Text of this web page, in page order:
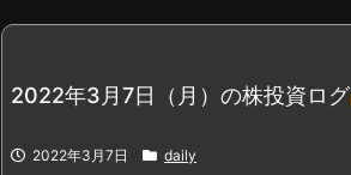
2022年3月7日（月）の株投資ログ
2022年3月7日 daily